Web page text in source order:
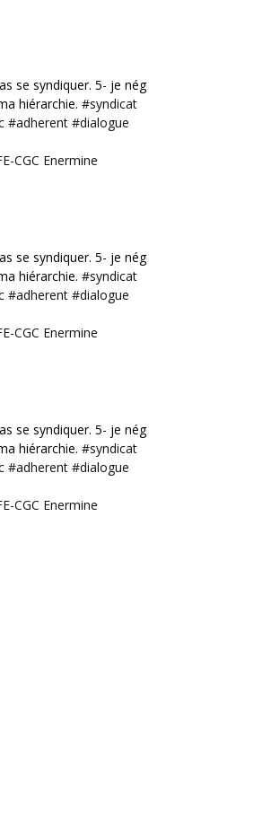
se syndiquer. 5- je négocie
hiérarchie. #syndicat
#adherent #dialogue
CGC Enermine
se syndiquer. 5- je négocie
hiérarchie. #syndicat
#adherent #dialogue
CGC Enermine
se syndiquer. 5- je négocie
hiérarchie. #syndicat
#adherent #dialogue
CGC Enermine